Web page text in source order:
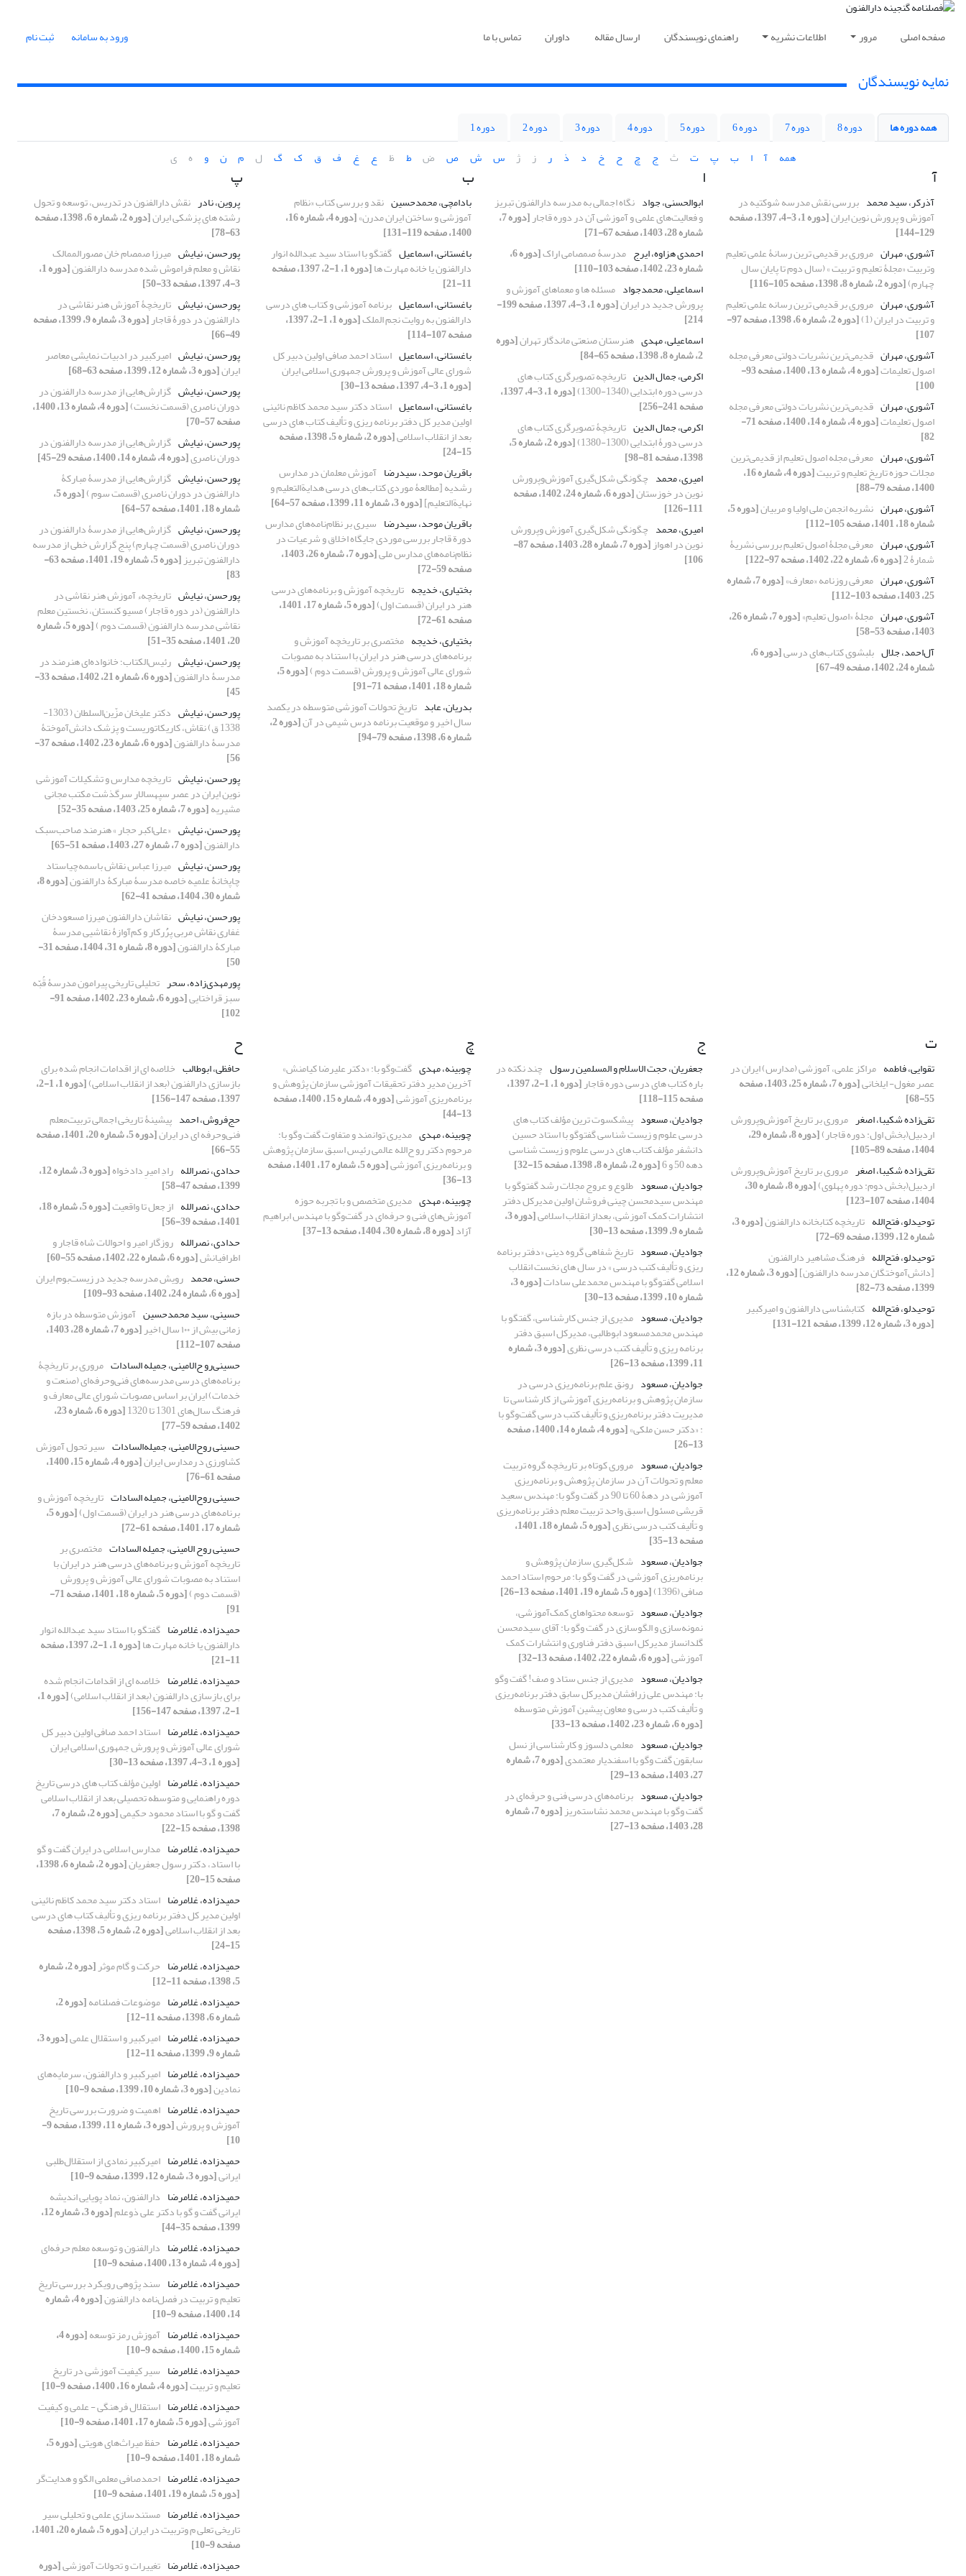
صفحه اصلی مرور اطلاعات نشریه راهنمای نویسندگان ارسال مقاله داوران تماس با ما ورود به سامانه ثبت نام
نمایه نویسندگان
همه دوره ها دوره 8 دوره 7 دوره 6 دوره 5 دوره 4 دوره 3 دوره 2
دوره 1
همه
آ ا ب پ ت ث ج چ ح خ د ذ ر ز ژ س ش ص ض ط ظ ع غ ف ق ک گ ل م ن و ه ی
آ
آذرکر، سید محمد بررسی نقش مدرسه شوکتیه در
آموزش و پرورش نوین ایران [دوره 1، 3-4، 1397، صفحه
129-144]
آشوری، مهران مروری بر قدیمی ترین رسانۀ علمی تعلیم
وتربیت «مجلۀ تعلیم و تربیت » (سال دوم تا پایان سال
چهارم)[دوره 2، شماره 8، 1398، صفحه 105-116]
آشوری، مهران مروری بر قدیمی ترین رسانه علمی تعلیم
و تربیت در ایران (1) [دوره 2، شماره 6، 1398، صفحه 97-
107]
آشوری، مهران قدیمی‌ترین نشریات دولتی معرفی مجله
اصول تعلیمات [دوره 4، شماره 13، 1400، صفحه 93-
100]
آشوری، مهران قدیمی‌ترین نشریات دولتی معرفی مجله
اصول تعلیمات [دوره 4، شماره 14، 1400، صفحه 71-
82]
آشوری، مهران معرفی مجله اصول تعلیم از قدیمی‌ترین
مجلات حوزه تاریخ تعلیم و تربیت [دوره 4، شماره 16،
1400، صفحه 79-88]
آشوری، مهران نشریه انجمن ملی اولیا و مربیان [دوره 5،
شماره 18، 1401، صفحه 105-112]
آشوری، مهران معرفی مجلۀ اصول تعلیم بررسی نشریۀ
شمارۀ 2 [دوره 6، شماره 22، 1402، صفحه 97-122]
آشوری، مهران معرفی روزنامه «معارف» [دوره 7، شماره
25، 1403، صفحه 103-112]
آشوری، مهران مجلۀ «اصول تعلیم» [دوره 7، شماره 26،
1403، صفحه 53-58]
آل‌احمد، جلال بلبشوی کتاب‌های درسی [دوره 6،
شماره 24، 1402، صفحه 49-67]
ا
ابوالحسنی، جواد نگاه اجمالی به مدرسه دارالفنون تبریز
و فعالیت‌های علمی و آموزشی آن در دوره قاجار [دوره 7،
شماره 28، 1403، صفحه 67-71]
احمدی هزاوه، ایرج مدرسۀ صمصامی اراک [دوره 6،
شماره 23، 1402، صفحه 103-110]
اسماعیلی، محمدجواد مسئله ها و معماهای آموزش و
پرورش جدید در ایران [دوره 1، 3-4، 1397، صفحه 199-
214]
اسماعیلی، مهدی هنرستان صنعتی ماندگار تهران[دوره
2، شماره 8، 1398، صفحه 65-84]
اکرمی، جمال الدین تاریخچه تصویرگری کتاب های
درسی دوره ابتدایی (1340-1300) [دوره 1، 3-4، 1397،
صفحه 241-256]
اکرمی، جمال الدین تاریخچۀ تصویرگری کتاب های
درسی دورۀ ابتدایی (1300-1380) [دوره 2، شماره 5،
1398، صفحه 81-98]
امیری، محمد چگونگی شکل‌گیری آموزش‌وپرورش
نوین در خوزستان [دوره 6، شماره 24، 1402، صفحه
111-126]
امیری، محمد چگونگی شکل‌گیری آموزش وپرورش
نوین در اهواز [دوره 7، شماره 28، 1403، صفحه 87-
106]
ب
بادامچی، محمدحسین نقد و بررسی کتاب «نظام
آموزشی و ساختن ایران مدرن» [دوره 4، شماره 16،
1400، صفحه 119-131]
باغستانی، اسماعیل گفتگو با استاد سید عبدالله انوار
دارالفنون یا خانه مهارت ها [دوره 1، 1-2، 1397، صفحه
11-21]
باغستانی، اسماعیل برنامه آموزشی و کتاب های درسی
دارالفنون به روایت نجم الملک [دوره 1، 1-2، 1397،
صفحه 107-114]
باغستانی، اسماعیل استاد احمد صافی اولین دبیر کل
شورای عالی آموزش و پرورش جمهوری اسلامی ایران
[دوره 1، 3-4، 1397، صفحه 13-30]
باغستانی، اسماعیل استاد دکتر سید محمد کاظم نائینی
اولین مدیر کل دفتر برنامه ریزی و تألیف کتاب های درسی
بعد از انقلاب اسلامی [دوره 2، شماره 5، 1398، صفحه
15-24]
باقریان موحد، سیدرضا آموزش معلمان در مدارس
رشدیه [مطالعۀ موردی کتاب‌های درسی هدایة‎التعلیم و
نهایةالتعلیم][دوره 3، شماره 11، 1399، صفحه 57-64]
باقریان موحد، سیدرضا سیری بر نظام‌نامه‌های مدارس
دورة قاجار بررسی موردی جایگاه اخلاق و شرعیات در
نظام‌نامه‌های مدارس ملی [دوره 7، شماره 26، 1403،
صفحه 59-72]
بختیاری، خدیجه تاریخچه آموزش و برنامه‌های درسی
هنر در ایران (قسمت اول) [دوره 5، شماره 17، 1401،
صفحه 61-72]
بختیاری، خدیجه مختصری بر تاریخچه آموزش و
برنامه‌های درسی هنر در ایران با استناد به مصوبات
شورای عالی آموزش و پرورش (قسمت دوم ) [دوره 5،
شماره 18، 1401، صفحه 71-91]
بدریان، عابد تاریخ تحولات آموزشی متوسطه در یکصد
سال اخیر و موقعیت برنامه درس شیمی در آن [دوره 2،
شماره 6، 1398، صفحه 79-94]
پ
پروین، نادر نقش دارالفنون در تدریس، توسعه و تحول
رشته های پزشکی ایران [دوره 2، شماره 6، 1398، صفحه
63-78]
پورحسن، نیایش میرزا صمصام خان مصورالممالک
نقاش و معلم فراموش شده مدرسه دارالفنون [دوره 1،
3-4، 1397، صفحه 33-50]
پورحسن، نیایش تاریخچۀ آموزش هنر نقاشی در
دارالفنون در دورۀ قاجار [دوره 3، شماره 9، 1399، صفحه
49-66]
پورحسن، نیایش امیرکبیر در ادبیات نمایشی معاصر
ایران[دوره 3، شماره 12، 1399، صفحه 63-68]
پورحسن، نیایش گزارش‌هایی از مدرسه دارالفنون در
دوران ناصری (قسمت نخست) [دوره 4، شماره 13، 1400،
صفحه 57-70]
پورحسن، نیایش گزارش‌هایی از مدرسه دارالفنون در
دوران ناصری[دوره 4، شماره 14، 1400، صفحه 29-45]
پورحسن، نیایش گزارش‌هایی از مدرسۀ مبارکۀ
دارالفنون در دوران ناصری (قسمت سوم ) [دوره 5،
شماره 18، 1401، صفحه 57-64]
پورحسن، نیایش گزارش‌هایی از مدرسۀ دارالفنون در
دوران ناصری (قسمت چهارم) پنج گزارش خطی از مدرسه
دارالفنون تبریز [دوره 5، شماره 19، 1401، صفحه 63-
83]
پورحسن، نیایش تاریخچهء آموزش هنر نقاشی در
دارالفنون (در دوره قاجار) مسیو کنستان، نخستین معلم
نقاشی مدرسه دارالفنون (قسمت دوم ) [دوره 5، شماره
20، 1401، صفحه 35-51]
پورحسن، نیایش رئیس‌الکتاب؛ خانواده‌ای هنرمند در
مدرسۀ دارالفنون [دوره 6، شماره 21، 1402، صفحه 33-
45]
پورحسن، نیایش
دکتر علیخان مزّین‌السلطان ( 1303-
1338 ق) نقاش، کاریکاتوریست و پزشک دانش‌آموختۀ
مدرسۀ دارالفنون [دوره 6، شماره 23، 1402، صفحه 37-
56]
پورحسن، نیایش تاریخچه مدارس و تشکیلات آموزشی
نوین ایران در عصر سپهسالار سرگذشت مکتب مجانی
مشیریه[دوره 7، شماره 25، 1403، صفحه 35-52]
پورحسن، نیایش «علی‌اکبر حجار » هنرمند صاحب‌سبک
دارالفنون[دوره 7، شماره 27، 1403، صفحه 51-65]
پورحسن، نیایش میرزا عباس نقاش باسمه‌چیاستاد
چاپخانۀ علمیه خاصه مدرسۀ مبارکۀ دارالفنون [دوره 8،
شماره 30، 1404، صفحه 41-62]
پورحسن، نیایش نقاشان دارالفنون میرزا مسعودخان
غفاری نقاش مربی پرُُرکار و کم‌آوازۀ نقاشیی مدرسۀ
مبارکۀ دارالفنون [دوره 8، شماره 31، 1404، صفحه 31-
50]
پورمهدی‌زاده، سحر تحلیلی تاریخی پیرامون مدرسۀ قُبّه
سبز قراختایی [دوره 6، شماره 23، 1402، صفحه 91-
102]
ت
تقوایی، فاطمه مراکز علمی، آموزشی (مدارس) ایران در
عصر مغول- ایلخانی [دوره 7، شماره 25، 1403، صفحه
55-68]
تقی‌زاده شکیبا، اصغر مروری بر تاریخ آموزش‌وپرورش
اردبیل(بخش اول: دوره قاجار) [دوره 8، شماره 29،
1404، صفحه 89-105]
تقی‌زاده شکیبا، اصغر مروری بر تاریخ آموزش‌وپرورش
اردبیل(بخش دوم: دوره پهلوی) [دوره 8، شماره 30،
1404، صفحه 107-123]
توحیدلو، فتح‌الله تاریخچه کتابخانه دارالفنون [دوره 3،
شماره 12، 1399، صفحه 69-72]
توحیدلو، فتح‌الله فرهنگ مشاهیر دارالفنون
[دانش‌آموختگان مدرسه دارالفنون] [دوره 3، شماره 12،
1399، صفحه 73-82]
توحیدلو، فتح‌الله کتابشناسی دارالفنون و امیرکبیر
[دوره 3، شماره 12، 1399، صفحه 121-131]
ج
جعفریان، حجت الاسلام و المسلمین رسول چند نکته در
باره کتاب های درسی دوره قاجار [دوره 1، 1-2، 1397،
صفحه 115-118]
جوادیان، مسعود پیشکسوت ترین مؤلف کتاب های
درسی علوم و زیست شناسی گفتوگو با استاد حسین
دانشفر مؤلف کتاب های درسی علوم و زیست شناسی
دهه 50 و 6
[دوره 2، شماره 8، 1398، صفحه 15-32]
جوادیان، مسعود طلوع و عروج مجلات رشد گفتوگو با
مهندس سیدمحسن چینی فروشان اولین مدیرکل دفتر
انتشارات کمک آموزشی، بعداز انقلاب اسلامی [دوره 3،
شماره 9، 1399، صفحه 13-30]
جوادیان، مسعود تاریخ شفاهی گروه دینی «دفتر برنامه
ریزی و تألیف کتب درسی » در سال های نخست انقلاب
اسلامی گفتوگو با مهندس محمدعلی سادات [دوره 3،
شماره 10، 1399، صفحه 13-30]
جوادیان، مسعود مدیری از جنس کارشناسی، گفتگو با
مهندس محمدمسعود ابوطالبی، مدیرکل اسبق دفتر
برنامه ریزی و تألیف کتب درسی نظری [دوره 3، شماره
11، 1399، صفحه 13-26]
جوادیان، مسعود رونق علم برنامه‌ریزی درسی در
سازمان پژوهش و برنامه‌ریزی آموزشی از کارشناسی تا
مدیریت دفتر برنامه‌ریزی و تألیف کتب درسی گفت‌وگو با
: «دکتر حسن ملکی» [دوره 4، شماره 14، 1400، صفحه
13-26]
جوادیان، مسعود مروری کوتاه بر تاریخچه گروه تربیت
معلم و تحولات آ ن در سازمان پژوهش و برنامه‌ریزی
آموزشی در دهۀ 60 تا 90 در گفت وگو با: مهندس سعید
قریشی مسئول اسبق واحد تربیت معلم دفتر برنامه‌ریزی
و تألیف کتب درسی نظری [دوره 5، شماره 18، 1401،
صفحه 13-35]
جوادیان، مسعود شکل‌گیری سازمان پژوهش و
برنامه‌ریزی آموزشی در گفت وگو با: مرحوم استاد احمد
صافی (1396)
[دوره 5، شماره 19، 1401، صفحه 13-26]
جوادیان، مسعود توسعه محتواهای کمک‌آموزشی،
نمونه‌سازی و الگوسازی در گفت وگو با: آقای سید‌محسن
گلدانساز مدیرکل اسبق دفتر فناوری و انتشارات کمک
آموزشی[دوره 6، شماره 22، 1402، صفحه 13-32]
جوادیان، مسعود مدیری از جنس ستاد و صف! گفت وگو
با: مهندس علی زرافشان مدیرکل سابق دفتر برنامه‌ریزی
و تألیف کتب درسی و معاون پیشین آموزش متوسطه
[دوره 6، شماره 23، 1402، صفحه 13-33]
جوادیان، مسعود معلمی دلسوز و کارشناسی از نسل
سابقون گفت وگو با اسفندیار معتمدی [دوره 7، شماره
27، 1403، صفحه 13-29]
جوادیان، مسعود برنامه‌های درسی فنی و حرفه‌ای در
گفت وگو با مهندس محمد نشاسته‌ریز [دوره 7، شماره
28، 1403، صفحه 13-27]
چ
چوبینه، مهدی گفت‌وگو با: «دکتر علیرضا کیامنش»
آخرین مدیرِ دفتر تحقیقات آموزشی سازمان پژوهش و
برنامه‌ریزی آموزشی [دوره 4، شماره 15، 1400، صفحه
13-44]
چوبینه، مهدی مدیری توانمند و متفاوت گفت وگو با:
مرحوم دکتر رو ح‌الله عالمی رئیس اسبق سازمان پژوهش
و برنامه‌ریزی آموزشی [دوره 5، شماره 17، 1401، صفحه
13-36]
چوبینه، مهدی مدیری متخصص و با تجربه حوزه
آموزش‌های فنی و حرفه‌ای در گفت‌وگو با مهندس ابراهیم
آزاد[دوره 8، شماره 30، 1404، صفحه 13-37]
ح
حافظی، ابوطالب خلاصه ای از اقدامات انجام شده برای
بازسازی دارالفنون (بعد از انقلاب اسلامی) [دوره 1، 1-2،
1397، صفحه 147-156]
حج‌فروش، احمد پیشینۀ تاریخی اجمالی تربیت‌معلم
فنی‌وحرفه ای در ایران [دوره 5، شماره 20، 1401، صفحه
55-66]
حدادی، نصرالله رادِ امیرِ دادخواه [دوره 3، شماره 12،
1399، صفحه 47-58]
حدادی، نصرالله از جعل تا واقعیت [دوره 5، شماره 18،
1401، صفحه 39-56]
حدادی، نصرالله روزگار امیر و احوالات شاه قاجار و
اطرافیانش[دوره 6، شماره 22، 1402، صفحه 55-60]
حسنی، محمد رویش مدرسه جدید در زیست‌بوم ایران
[دوره 6، شماره 24، 1402، صفحه 93-109]
حسینی، سید محمدحسین آموزش متوسطه در بازه
زمانی بیش از ۱٠٠ سال اخیر [دوره 7، شماره 28، 1403،
صفحه 107-112]
حسینی‌رو ح‌الامینی، جمیله السادات مروری بر تاریخچۀ
برنامه‌های درسی مدرسه‌های فنی‌وحرفه‌ای (صنعت و
خدمات) ایران بر اساس مصوبات شورای عالی معارف و
فرهنگ سال‌های 1301 تا 1320 [دوره 6، شماره 23،
1402، صفحه 59-77]
حسینی روح‌الامینی، جمیله‌السادات سیر تحول آموزش
کشاورزی د رمدارس ایران [دوره 4، شماره 15، 1400،
صفحه 61-76]
حسینی روح‌الامینی، جمیله السادات تاریخچه آموزش و
برنامه‌های درسی هنر در ایران (قسمت اول) [دوره 5،
شماره 17، 1401، صفحه 61-72]
حسینی روح الامینی، جمیله السادات مختصری بر
تاریخچه آموزش و برنامه‌های درسی هنر در ایران با
استناد به مصوبات شورای عالی آموزش و پرورش
(قسمت دوم ) [دوره 5، شماره 18، 1401، صفحه 71-
91]
حمیدزاده، غلامرضا گفتگو با استاد سید عبدالله انوار
دارالفنون یا خانه مهارت ها [دوره 1، 1-2، 1397، صفحه
11-21]
حمیدزاده، غلامرضا خلاصه ای از اقدامات انجام شده
برای بازسازی دارالفنون (بعد از انقلاب اسلامی) [دوره 1،
1-2، 1397، صفحه 147-156]
حمیدزاده، غلامرضا استاد احمد صافی اولین دبیر کل
شورای عالی آموزش و پرورش جمهوری اسلامی ایران
[دوره 1، 3-4، 1397، صفحه 13-30]
حمیدزاده، غلامرضا اولین مؤلف کتاب های درسی تاریخ
دوره راهنمایی و متوسطه تحصیلی بعد از انقلاب اسلامی
گفت و گو با استاد محمود حکیمی [دوره 2، شماره 7،
1398، صفحه 15-22]
حمیدزاده، غلامرضا مدارس اسلامی در ایران گفت و گو
با استاد، دکتر رسول جعفریان [دوره 2، شماره 6، 1398،
صفحه 15-20]
حمیدزاده، غلامرضا استاد دکتر سید محمد کاظم نائینی
اولین مدیر کل دفتر برنامه ریزی و تألیف کتاب های درسی
بعد از انقلاب اسلامی [دوره 2، شماره 5، 1398، صفحه
15-24]
حمیدزاده، غلامرضا حرکت و گام موثر [دوره 2، شماره
5، 1398، صفحه 11-12]
حمیدزاده، غلامرضا موضوعات فصلنامه [دوره 2،
شماره 6، 1398، صفحه 11-12]
حمیدزاده، غلامرضا امیرکبیر و استقلال علمی [دوره 3،
شماره 9، 1399، صفحه 11-12]
حمیدزاده، غلامرضا امیرکبیر و دارالفنون، سرمایه‌های
نمادین[دوره 3، شماره 10، 1399، صفحه 9-10]
حمیدزاده، غلامرضا اهمیت و ضرورت بررسی تاریخ
آموزش و پرورش [دوره 3، شماره 11، 1399، صفحه 9-
10]
حمیدزاده، غلامرضا امیرکبیر نمادی از استقلال‌طلبی
ایرانی[دوره 3، شماره 12، 1399، صفحه 9-10]
حمیدزاده، غلامرضا دارالفنون، نماد پویایی اندیشه
ایرانی گفت و گو با دکتر علی ذوعلم [دوره 3، شماره 12،
1399، صفحه 35-44]
حمیدزاده، غلامرضا دارالفنون و توسعه معلم حرفه‌ای
[دوره 4، شماره 13، 1400، صفحه 9-10]
حمیدزاده، غلامرضا سند پژوهی رویکرد بررسی تاریخ
تعلیم و تربیت در فصل‌نامه دارالفنون [دوره 4، شماره
14، 1400، صفحه 9-10]
حمیدزاده، غلامرضا آموزش رمز توسعه [دوره 4،
شماره 15، 1400، صفحه 9-10]
حمیدزاده، غلامرضا سیر کیفیت آموزشی در تاریخ
تعلیم و تربیت[دوره 4، شماره 16، 1400، صفحه 9-10]
حمیدزاده، غلامرضا استقلال فرهنگی - علمی و کیفیت
آموزشی[دوره 5، شماره 17، 1401، صفحه 9-10]
حمیدزاده، غلامرضا حفظ میراث‌های هویتی [دوره 5،
شماره 18، 1401، صفحه 9-10]
حمیدزاده، غلامرضا احمدصافی معلمی الگو و هدایت‌گر
[دوره 5، شماره 19، 1401، صفحه 9-10]
حمیدزاده، غلامرضا مستندسازی علمی و تحلیلی سیر
تاریخی تعلی م وتربیت در ایران [دوره 5، شماره 20، 1401،
صفحه 9-10]
حمیدزاده، غلامرضا تغییرات و تحولات آموزشی[دوره